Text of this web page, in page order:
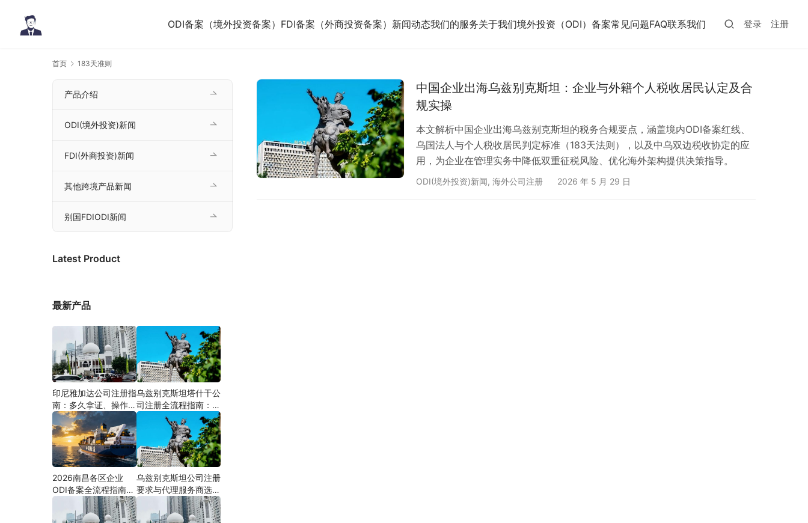
ODI备案（境外投资备案） FDI备案（外商投资备案） 新闻动态我们的服务关于我们境外投资（ODI）备案常见问题FAQ联系我们 登录 注册
首页 183天准则
中国企业出海乌兹别克斯坦：企业与外籍个人税收居民认定及合
规实操
本文解析中国企业出海乌兹别克斯坦的税务合规要点，涵盖境内ODI备案红线、
乌国法人与个人税收居民判定标准（183天法则），以及中乌双边税收协定的应
用，为企业在管理实务中降低双重征税风险、优化海外架构提供决策指导。
ODI(境外投资)新闻, 海外公司注册 2026 年 5 月 29 日
产品介绍
ODI(境外投资)新闻
FDI(外商投资)新闻
其他跨境产品新闻
别国FDIODI新闻
Latest Product
最新产品
印尼雅加达公司注册指
南：多久拿证、操作流
程与股东新规（附材料
清单及成功案例与正规
靠谱代办中介推荐）
乌兹别克斯坦塔什干公
司注册全流程指南：从
中国ODI备案到当地银
行开户（附材料清单及
成功案例与正规靠谱代
办中介推荐）
2026南昌各区企业
ODI备案全流程指南
（附材料清单及成功案
例与正规靠谱代办中介
乌兹别克斯坦公司注册
要求与代理服务商选择
指南：本土实体和中乌
两地合规才是落地硬保